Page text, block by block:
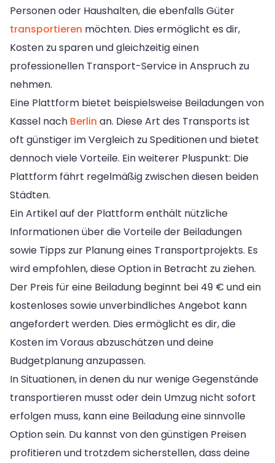
Personen oder Haushalten, die ebenfalls Güter
transportieren möchten. Dies ermöglicht es dir,
Kosten zu sparen und gleichzeitig einen
professionellen Transport-Service in Anspruch zu
nehmen.
Eine Plattform bietet beispielsweise Beiladungen von
Kassel nach Berlin an. Diese Art des Transports ist
oft günstiger im Vergleich zu Speditionen und bietet
dennoch viele Vorteile. Ein weiterer Pluspunkt: Die
Plattform fährt regelmäßig zwischen diesen beiden
Städten.
Ein Artikel auf der Plattform enthält nützliche
Informationen über die Vorteile der Beiladungen
sowie Tipps zur Planung eines Transportprojekts. Es
wird empfohlen, diese Option in Betracht zu ziehen.
Der Preis für eine Beiladung beginnt bei 49 € und ein
kostenloses sowie unverbindliches Angebot kann
angefordert werden. Dies ermöglicht es dir, die
Kosten im Voraus abzuschätzen und deine
Budgetplanung anzupassen.
In Situationen, in denen du nur wenige Gegenstände
transportieren musst oder dein Umzug nicht sofort
erfolgen muss, kann eine Beiladung eine sinnvolle
Option sein. Du kannst von den günstigen Preisen
profitieren und trotzdem sicherstellen, dass deine